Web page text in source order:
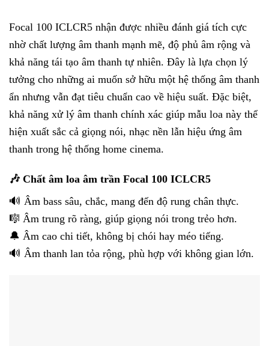
Focal 100 ICLCR5 nhận được nhiều đánh giá tích cực
nhờ chất lượng âm thanh mạnh mẽ, độ phủ âm rộng và
khả năng tái tạo âm thanh tự nhiên. Đây là lựa chọn lý
tưởng cho những ai muốn sở hữu một hệ thống âm thanh
ẩn nhưng vẫn đạt tiêu chuẩn cao về hiệu suất. Đặc biệt,
khả năng xử lý âm thanh chính xác giúp mẫu loa này thể
hiện xuất sắc cả giọng nói, nhạc nền lẫn hiệu ứng âm
thanh trong hệ thống home cinema.
🎶 Chất âm loa âm trần Focal 100 ICLCR5
🔊 Âm bass sâu, chắc, mang đến độ rung chân thực.
🎼 Âm trung rõ ràng, giúp giọng nói trong trẻo hơn.
🔔 Âm cao chi tiết, không bị chói hay méo tiếng.
🔊 Âm thanh lan tỏa rộng, phù hợp với không gian lớn.